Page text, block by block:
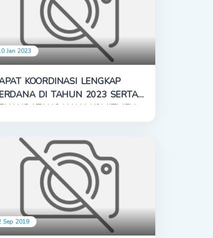
Jan 2023
KOORDINASI LENGKAP
DI TAHUN 2023 SERTA
KOMITMEN
PAKTA INTEGRITAS
Sep 2019